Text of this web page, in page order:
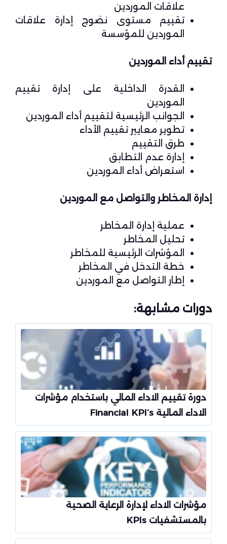
علاقات الموردين
تقييم مستوى نضوج إدارة علاقات
الموردين للمؤسسة
تقييم أداء الموردين
القدرة الداخلية على إدارة تقييم
الموردين
الجوانب الرئيسية لتقييم أداء الموردين
تطوير معايير تقييم الأداء
طرق التقييم
إدارة عدم التطابق
استعراض أداء الموردين
إدارة المخاطر والتواصل مع الموردين
عملية إدارة المخاطر
تحليل المخاطر
المؤشرات الرئيسية للمخاطر
خطة التدخل في المخاطر
إطار التواصل مع الموردين
دورات مشابهة:
دورة تقييم الاداء المالي باستخدام مؤشرات
الاداء المالية Financial KPI’s
مؤشرات الاداء لإدارة الرعاية الصحية
بالمستشفيات KPIs